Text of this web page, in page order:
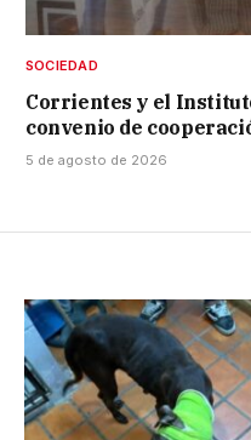
SOCIEDAD
Corrientes y el
convenio de
5 de agosto de 2026